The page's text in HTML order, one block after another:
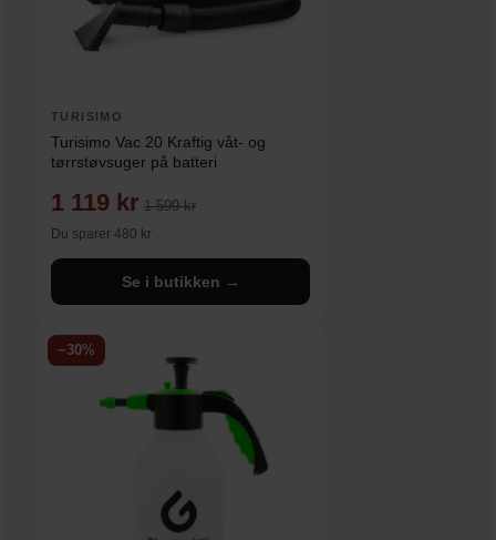
TURISIMO
Turisimo Vac 20 Kraftig våt- og
tørrstøvsuger på batteri
1 119 kr 1 599 kr
Du sparer 480 kr
Se i butikken →
−30%